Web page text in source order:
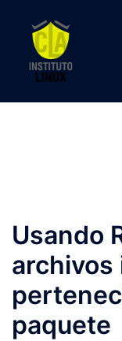
contenido
Usando
archivos
paquete